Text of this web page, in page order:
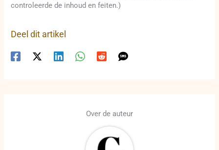
controleerde de inhoud en feiten.)
Deel dit artikel
Over de auteur